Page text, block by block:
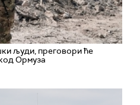
људи, преговори ће
Ормуза